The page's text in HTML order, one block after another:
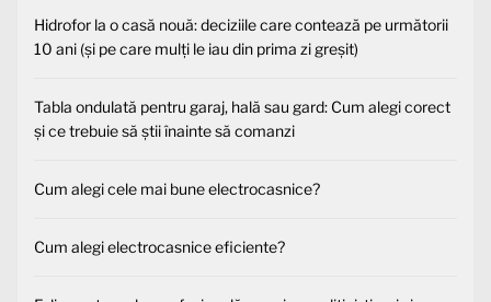
Hidrofor la o casă nouă: deciziile care contează pe următorii
10 ani (și pe care mulți le iau din prima zi greșit)
Tabla ondulată pentru garaj, hală sau gard: Cum alegi corect
și ce trebuie să știi înainte să comanzi
Cum alegi cele mai bune electrocasnice?
Cum alegi electrocasnice eficiente?